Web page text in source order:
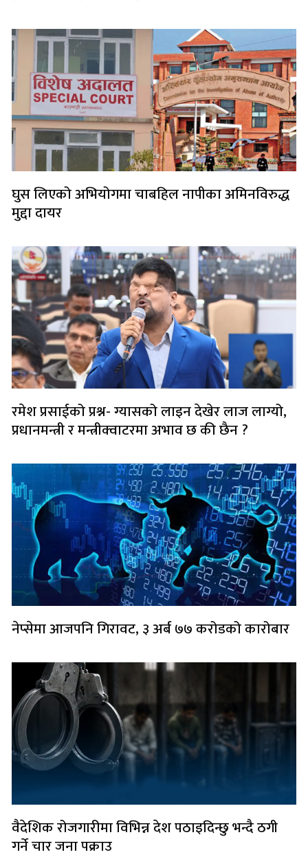
घुस लिएको अभियोगमा चाबहिल नापीका अमिनविरुद्ध
मुद्दा दायर
रमेश प्रसाईको प्रश्न- ग्यासको लाइन देखेर लाज लाग्यो,
प्रधानमन्त्री र मन्त्रीक्वाटरमा अभाव छ की छैन ?
नेप्सेमा आजपनि गिरावट, ३ अर्ब ७७ करोडको कारोबार
वैदेशिक रोजगारीमा विभिन्न देश पठाइदिन्छु भन्दै ठगी
गर्ने चार जना पक्राउ